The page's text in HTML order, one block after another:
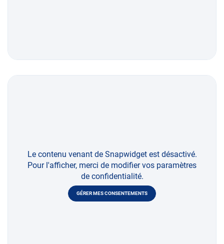
Le contenu venant de Snapwidget est désactivé.
Pour l'afficher, merci de modifier vos paramètres
de confidentialité.
GÉRER MES CONSENTEMENTS